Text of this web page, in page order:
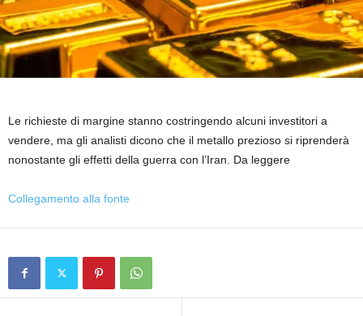
Le richieste di margine stanno costringendo alcuni investitori a
vendere, ma gli analisti dicono che il metallo prezioso si riprenderà
nonostante gli effetti della guerra con l’Iran. Da leggere
Collegamento alla fonte